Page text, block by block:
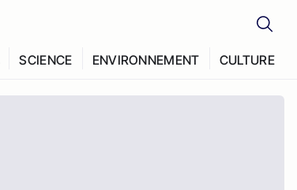
SCIENCE ENVIRONNEMENT CULTURE